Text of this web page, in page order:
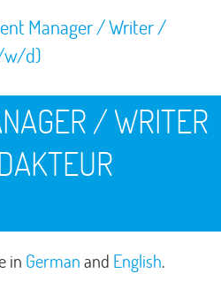
Manager / Writer /
w/d)
/ WRITER
in Germanand English.